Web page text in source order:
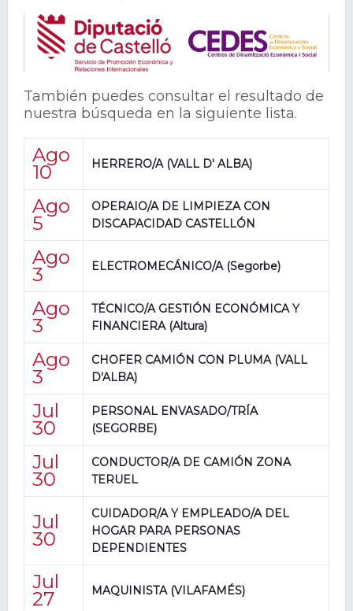
También puedes consultar el resultado de
nuestra búsqueda en la siguiente lista.
Ago
10 HERRERO/A (VALL D' ALBA)
Ago
5
OPERAIO/A DE LIMPIEZA CON
DISCAPACIDAD CASTELLÓN
Ago
3 ELECTROMECÁNICO/A (Segorbe)
Ago
3
TÉCNICO/A GESTIÓN ECONÓMICA Y
FINANCIERA (Altura)
Ago
3
CHOFER CAMIÓN CON PLUMA (VALL
D'ALBA)
Jul
30
PERSONAL ENVASADO/TRÍA
(SEGORBE)
Jul
30
CONDUCTOR/A DE CAMIÓN ZONA
TERUEL
Jul
30
CUIDADOR/A Y EMPLEADO/A DEL
HOGAR PARA PERSONAS
DEPENDIENTES
Jul
27 MAQUINISTA (VILAFAMÉS)